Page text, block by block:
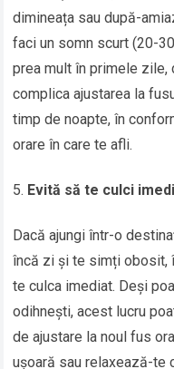
dimineața sau după-
faci un somn scurt (20-
prea mult în primele zile,
complica ajustarea la
timp de noapte, în
orare în care te afli.
Evită să te culci
Dacă ajungi într-o
încă zi și te simți obosit,
te culca imediat. Deși
odihnești, acest lucru
de ajustare la noul fus
ușoară sau relaxează-te